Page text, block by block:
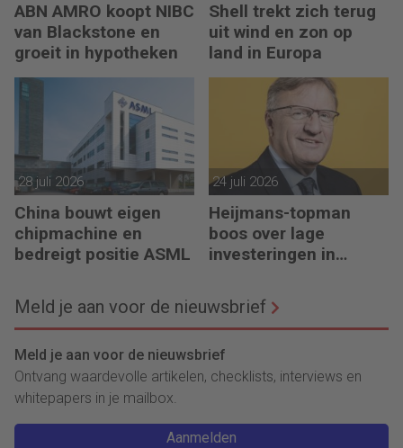
ABN AMRO koopt NIBC
van Blackstone en
groeit in hypotheken
Shell trekt zich terug
uit wind en zon op
land in Europa
28 juli 2026
China bouwt eigen
chipmachine en
bedreigt positie ASML
24 juli 2026
Heijmans-topman
boos over lage
investeringen in
Meld je aan voor de nieuwsbrief
Meld je aan voor de nieuwsbrief
Ontvang waardevolle artikelen, checklists, interviews en
whitepapers in je mailbox.
Aanmelden